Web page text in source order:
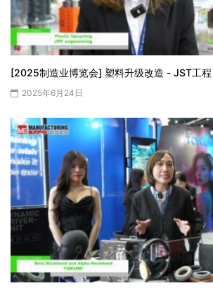
[2025制造业博览会] 塑料升级改造 - JST工程
2025年6月24日